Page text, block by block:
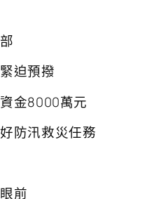
迫預撥
金8000萬元
防汛救災任務
前